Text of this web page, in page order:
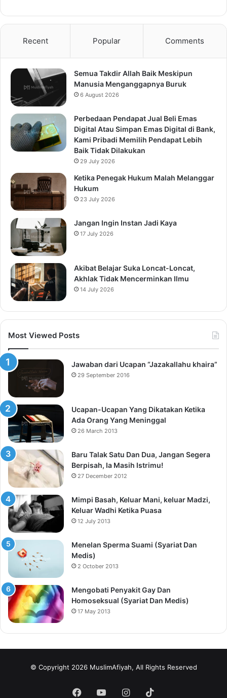
Recent Popular Comments
Semua Takdir Allah Baik Meskipun
Manusia Menganggapnya Buruk
6 August 2026
Perbedaan Pendapat Jual Beli Emas
Digital Atau Simpan Emas Digital di Bank,
Kami Pribadi Memilih Pendapat Lebih
Baik Tidak Dilakukan
29 July 2026
Ketika Penegak Hukum Malah Melanggar
Hukum
23 July 2026
Jangan Ingin Instan Jadi Kaya
17 July 2026
Akibat Belajar Suka Loncat-Loncat,
Akhlak Tidak Mencerminkan Ilmu
14 July 2026
Most Viewed Posts
Jawaban dari Ucapan “Jazakallahu khaira”
29 September 2016
Ucapan-Ucapan Yang Dikatakan Ketika
Ada Orang Yang Meninggal
26 March 2013
Baru Talak Satu Dan Dua, Jangan Segera
Berpisah, Ia Masih Istrimu!
27 December 2012
Mimpi Basah, Keluar Mani, keluar Madzi,
Keluar Wadhi Ketika Puasa
12 July 2013
Menelan Sperma Suami (Syariat Dan
Medis)
2 October 2013
Mengobati Penyakit Gay Dan
Homoseksual (Syariat Dan Medis)
17 May 2013
© Copyright 2026 MuslimAfiyah, All Rights Reserved
Facebook
YouTubeInstagram